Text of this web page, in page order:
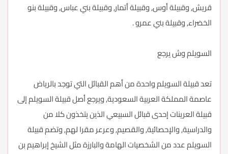
قريش, وقبيلة أوس, وقبيلة أتمار, وقبيلة بني عباس, وقبيلة بنو
الخضراء, وقبيلة بني عمرو .
السويلم وش يرجع
تعد قبيلة السويلم واحدة من أهم القبائل التي توجد بالرياض
عاصمة المملكة العربية السعودية, ويرجع أصل قبيلة السويلم إلى
قبيلة العرينات إحدى قبائل السبيعي الذين يتخذون كلا من
والدراسية, والإحصائية, والقصيم, وعرعر مقرا لهم, وتضم قبيلة
السويلم عدد من الشخصيات الهامة والبارزة مثل الشيخ إبراهيم بن